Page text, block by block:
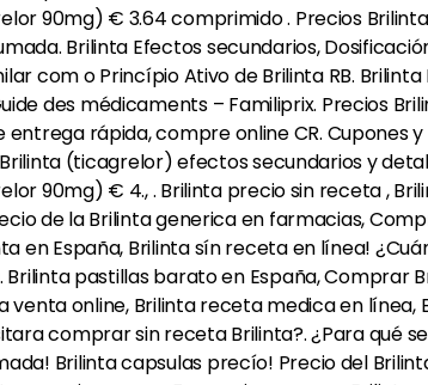
90mg) € 3.64 comprimido . Precios
Brilinta Efectos secundarios,
com o Princípio Ativo de Brilinta RB.
des médicaments – Familiprix. Precios
rápida, compre online CR. Cupones
(ticagrelor) efectos secundarios y
90mg) € 4., . Brilinta precio sin receta ,
de la Brilinta generica en farmacias,
en España, Brilinta sín receta en línea!
Brilinta pastillas barato en España,
venta online, Brilinta receta medica en
comprar sin receta Brilinta?. ¿Para qué
Brilinta capsulas precío! Precio del